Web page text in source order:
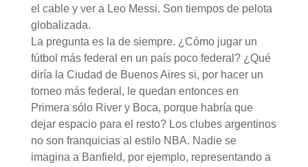
el cable y ver a Leo Messi. Son tiempos de pelota
globalizada.
La pregunta es la de siempre. ¿Cómo jugar un
fútbol más federal en un país poco federal? ¿Qué
diría la Ciudad de Buenos Aires si, por hacer un
torneo más federal, le quedan entonces en
Primera sólo River y Boca, porque habría que
dejar espacio para el resto? Los clubes argentinos
no son franquicias al estilo NBA. Nadie se
imagina a Banfield, por ejemplo, representando a